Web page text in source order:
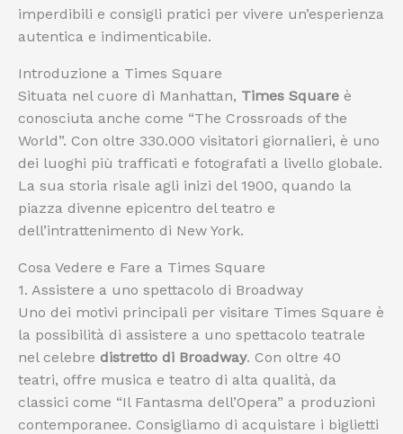
imperdibili e consigli pratici per vivere un’esperienza
autentica e indimenticabile.
Introduzione a Times Square
Situata nel cuore di Manhattan, Times Square è
conosciuta anche come “The Crossroads of the
World”. Con oltre 330.000 visitatori giornalieri, è uno
dei luoghi più trafficati e fotografati a livello globale.
La sua storia risale agli inizi del 1900, quando la
piazza divenne epicentro del teatro e
dell’intrattenimento di New York.
Cosa Vedere e Fare a Times Square
1. Assistere a uno spettacolo di Broadway
Uno dei motivi principali per visitare Times Square è
la possibilità di assistere a uno spettacolo teatrale
nel celebre distretto di Broadway. Con oltre 40
teatri, offre musica e teatro di alta qualità, da
classici come “Il Fantasma dell’Opera” a produzioni
contemporanee. Consigliamo di acquistare i biglietti